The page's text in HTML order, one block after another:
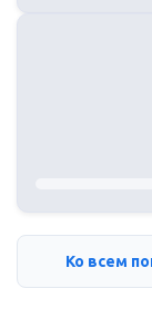
Ко всем